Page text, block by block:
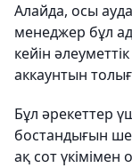
Алайда, осы
менеджер бұл
кейін
аккаунтын
Бұл әрекеттер
бостандығын
ақ сот үкімімен